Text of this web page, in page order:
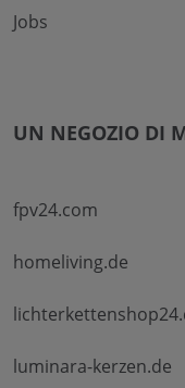
Jobs
UN NEGOZIO DI
fpv24.com
homeliving.de
luminara-kerzen.de